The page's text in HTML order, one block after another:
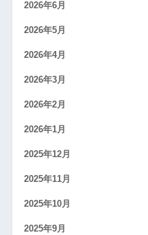
2026年6月
2026年5月
2026年4月
2026年3月
2026年2月
2026年1月
2025年12月
2025年11月
2025年10月
2025年9月